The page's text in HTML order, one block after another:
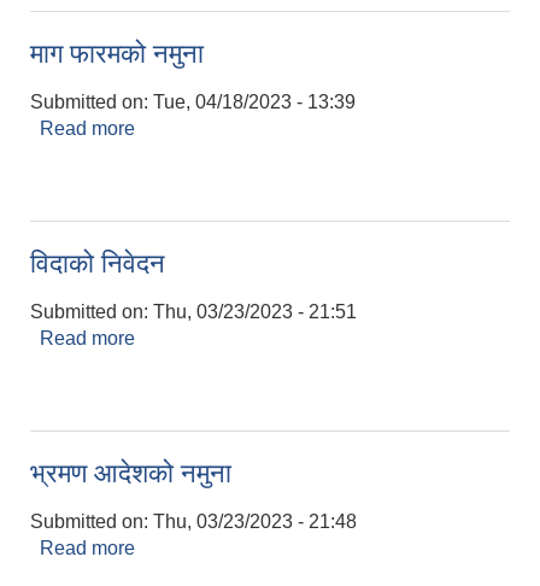
माग फारमको नमुना
Submitted on: Tue, 04/18/2023 - 13:39
Read more
विदाको निवेदन
Submitted on: Thu, 03/23/2023 - 21:51
Read more
भ्रमण आदेशको नमुना
Submitted on: Thu, 03/23/2023 - 21:48
Read more